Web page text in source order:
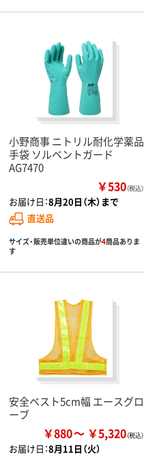
小野商事 ニトリル耐化学薬品
手袋 ソルベントガード
AG7470
￥530（税込）
お届け日：8月20日（木）まで
直送品
サイズ・販売単位違いの商品が4商品ありま
す
安全ベスト5cm幅 エースグロ
ーブ
￥880 ￥5,320
お届け日：8月11日（火）